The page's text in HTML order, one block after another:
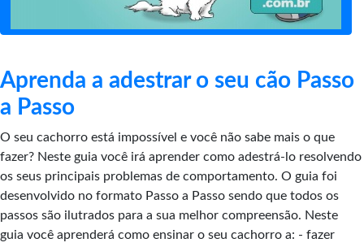
Aprenda a adestrar o seu cão Passo
a Passo
O seu cachorro está impossível e você não sabe mais o que
fazer? Neste guia você irá aprender como adestrá-lo resolvendo
os seus principais problemas de comportamento. O guia foi
desenvolvido no formato Passo a Passo sendo que todos os
passos são ilutrados para a sua melhor compreensão. Neste
guia você aprenderá como ensinar o seu cachorro a: - fazer